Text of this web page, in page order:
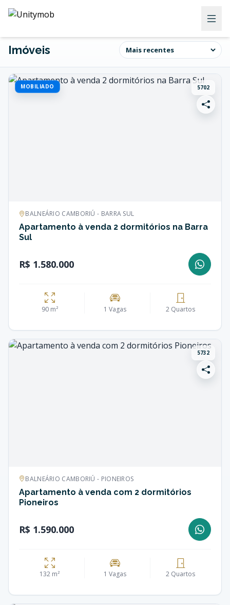
Imóveis
MOBILIADO 5702
BALNEÁRIO CAMBORIÚ - BARRA SUL
Apartamento à venda 2 dormitórios na Barra
Sul
R$ 1.580.000
90 m² 1 Vagas 2 Quartos
5732
BALNEÁRIO CAMBORIÚ - PIONEIROS
Apartamento à venda com 2 dormitórios
Pioneiros
R$ 1.590.000
132 m² 1 Vagas 2 Quartos